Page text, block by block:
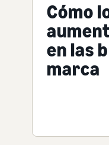
Cómo
en las
marca